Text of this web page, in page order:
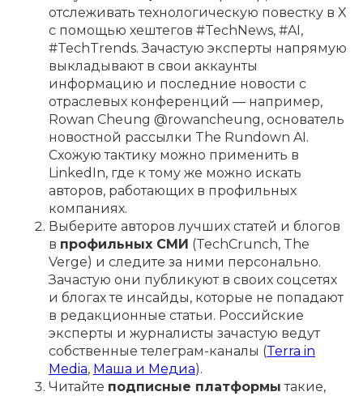
отслеживать технологическую повестку в X
с помощью хештегов #TechNews, #AI,
#TechTrends. Зачастую эксперты напрямую
выкладывают в свои аккаунты
информацию и последние новости с
отраслевых конференций — например,
Rowan Cheung @rowancheung, основатель
новостной рассылки The Rundown AI.
Схожую тактику можно применить в
LinkedIn, где к тому же можно искать
авторов, работающих в профильных
компаниях.
Выберите авторов лучших статей и блогов
в профильных СМИ (TechCrunch, The
Verge) и следите за ними персонально.
Зачастую они публикуют в своих соцсетях
и блогах те инсайды, которые не попадают
в редакционные статьи. Российские
эксперты и журналисты зачастую ведут
собственные телеграм-каналы (Terra in
Media, Маша и Медиа).
Читайте подписные платформы такие,